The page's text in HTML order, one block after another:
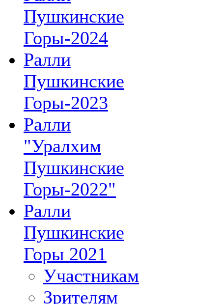
Пушкинские
Горы-2024
Ралли
Пушкинские
Горы-2023
Ралли
"Уралхим
Пушкинские
Горы-2022"
Ралли
Пушкинские
Горы 2021
Участникам
Зрителям